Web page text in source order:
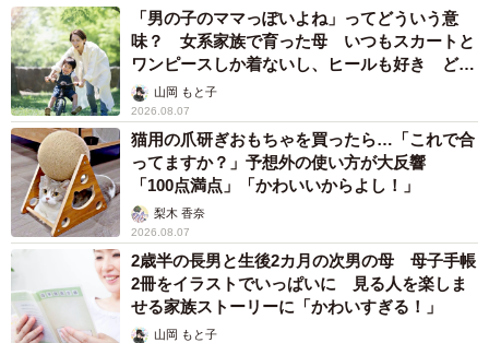
「男の子のママっぽいよね」ってどういう意
味？ 女系家族で育った母 いつもスカートと
ワンピースしか着ないし、ヒールも好き どの
へんが…
山岡 もと子
2026.08.07
猫用の爪研ぎおもちゃを買ったら…「これで合
ってますか？」予想外の使い方が大反響
「100点満点」「かわいいからよし！」
梨木 香奈
2026.08.07
2歳半の長男と生後2カ月の次男の母 母子手帳
2冊をイラストでいっぱいに 見る人を楽しま
せる家族ストーリーに「かわいすぎる！」
山岡 もと子